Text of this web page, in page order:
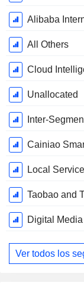
fiscal:
MarzoAlibaba
All Others
Cloud
Unallocated
Inter-
Cainiao
Local
Taobao and
Digital
Ver todos los